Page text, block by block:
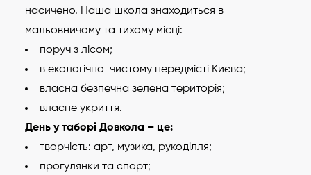
насичено. Наша школа знаходиться в
мальовничому та тихому місці:
поруч з лісом;
в екологічно-чистому передмісті Києва;
власна безпечна зелена територія;
власне укриття.
День у таборі Довкола – це:
творчість: арт, музика, рукоділля;
прогулянки та спорт;